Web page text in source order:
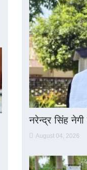
नरेन्द्र सिंह
August 04, 2026